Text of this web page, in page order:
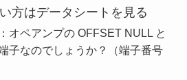
方はデータシートを見る
オペアンプの OFFSET NULL と
子なのでしょうか？（端子番号